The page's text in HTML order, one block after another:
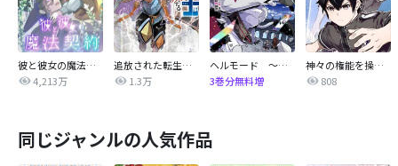
彼と彼女の魔法契約
4,213万
追放された転生重騎士はゲーム知識で無双する
1.3万
ヘルモード ～やり込み好きのゲーマーは廃設定の異世界で無双する～はじまりの召喚士
3巻分無料増
神々の権能を操りし者～能力数値『０』で蔑まれている俺だが、実は世界最強の一角～
808
同じジャンルの人気作品